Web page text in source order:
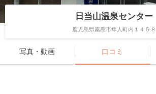
日当山温泉センター
鹿児島県霧島市隼人町内１４５８
写真・動画 口コミ